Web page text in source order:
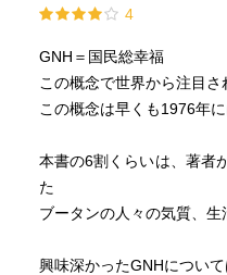
ス、三位はオーストリア
位だったとのこと。
本書では、ワンチュック
守りながらの経済発展が
ヤが聳え、雨雪が降り、
総意としてある限り大丈夫
竹蔵
4
GNH＝国民総幸福
この概念で世界から注目さ
この概念は早くも1976年
本書の6割くらいは、著者
た
ブータンの人々の気質、生
興味深かったGNHについて